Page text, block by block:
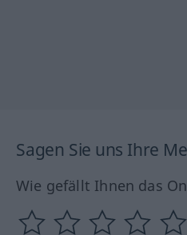
Sagen Sie uns Ihre
Wie gefällt Ihnen das